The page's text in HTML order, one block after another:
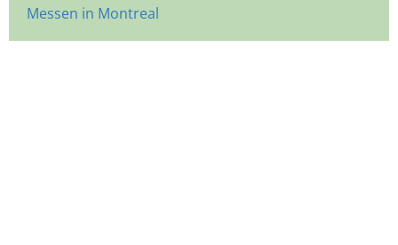
Messen in Montreal